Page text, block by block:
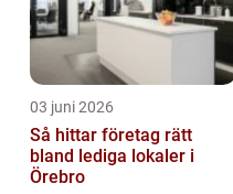
03 juni 2026
Så hittar företag rätt
bland lediga lokaler i
Örebro